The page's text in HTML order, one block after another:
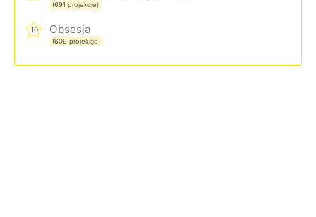
(691 projekcje)
10 Obsesja
(609 projekcje)